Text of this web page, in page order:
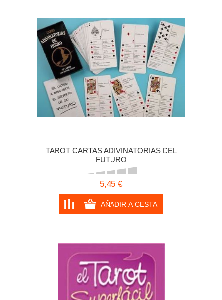
TAROT CARTAS ADIVINATORIAS DEL
FUTURO
5,45 €